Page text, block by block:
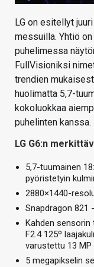
LG on esitellyt
messuilla. Yhtiö
puhelimessa
FullVisioniksi
trendien
huolimatta 5,7-
kokoluokkaa
puhelinten kanssa.
LG G6:n
5,7-tuumainen
pyöristetyin
2880×1440-
Snapdragon 821
Kahden sensorin
F2.4 125º
varustettu 13 MP
5 megapikselin